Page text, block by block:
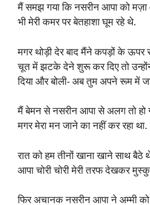
मैं समझ गया कि नसरीन आपा को
भी मेरी कमर पर बेतहाशा घूम रहे थे.
मगर थोड़ी देर बाद मैंने कपड़ों के
चूत में झटके देने शुरू कर दिए तो
दिया और बोली- अब तुम अपने रूम में
मैं बेमन से नसरीन आपा से अलग तो हो
मगर मेरा मन जाने का नहीं कर रहा
रात को हम तीनों खाना खाने साथ
आपा चोरी चोरी मेरी तरफ देखकर
फिर अचानक नसरीन आपा ने अम्मी